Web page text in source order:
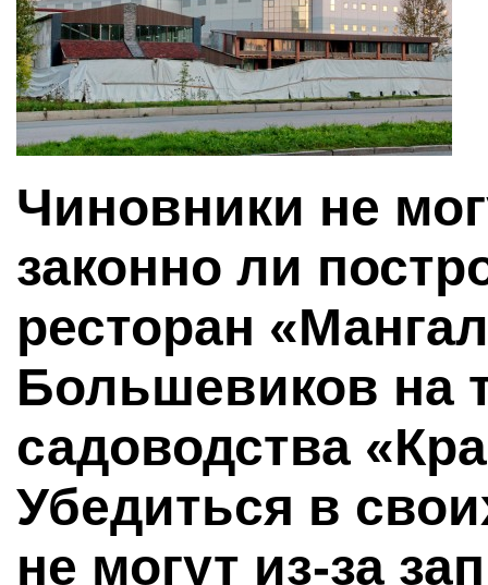
Чиновники не
законно ли
ресторан
Большевиков на
садоводства
Убедиться в
не могут из-за